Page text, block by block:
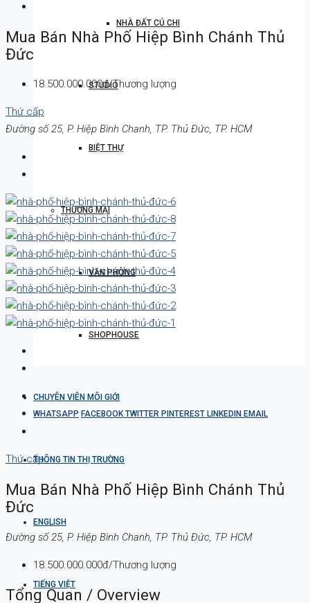
NHÀ ĐẤT CỦ CHI
STUDIO
BIỆT THỰ
THƯƠNG MẠI
VĂN PHÒNG
SHOPHOUSE
CHUYÊN VIÊN MÔI GIỚI
THÔNG TIN THỊ TRƯỜNG
ENGLISH
TIẾNG VIỆT
Mua Bán Nhà Phố Hiệp Bình Chánh Thủ
Đức
18.500.000.000đ/Thương lượng
Thứ cấp
Đường số 25, P. Hiệp Bình Chanh, TP. Thủ Đức, TP. HCM
WHATSAPP FACEBOOKTWITTER PINTEREST LINKEDIN EMAIL
Thứ cấp
Mua Bán Nhà Phố Hiệp Bình Chánh Thủ
Đức
Đường số 25, P. Hiệp Bình Chanh, TP. Thủ Đức, TP. HCM
18.500.000.000đ/Thương lượng
Tổng Quan / Overview